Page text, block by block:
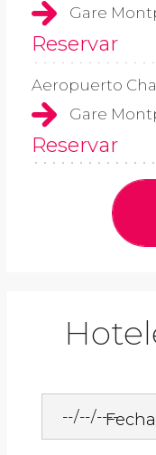
Gare
Reservar
Aeropuerto
Gare
Reservar